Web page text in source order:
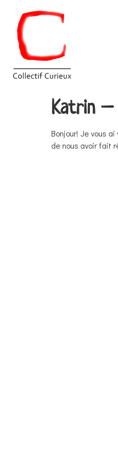
Katrin –
Bonjour! Je vous
de nous avoir fait